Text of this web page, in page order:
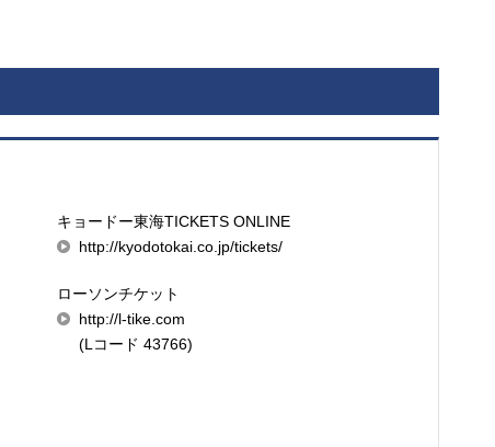
キョードー東海TICKETS ONLINE
http://kyodotokai.co.jp/tickets/
ローソンチケット
http://l-tike.com
(Lコード 43766)